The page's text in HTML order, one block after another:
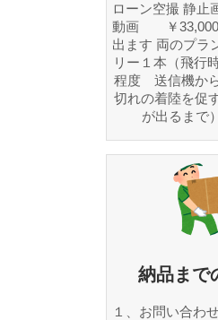
ローン空撮 静
動画 ￥
出ます 両のプラ
リー１本（飛行
程度 送信機か
切れの着陸を促
が出るま
納品まで
１、お問い合わ